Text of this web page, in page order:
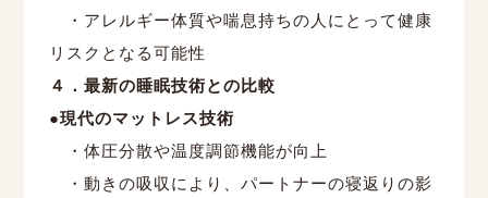
・アレルギー体質や喘息持ちの人にとって健康
リスクとなる可能性
４．最新の睡眠技術との比較
●現代のマットレス技術
・体圧分散や温度調節機能が向上
・動きの吸収により、パートナーの寝返りの影